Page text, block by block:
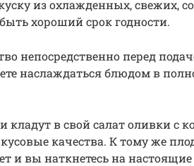
из охлажденных, свежих,
хороший срок годности.
непосредственно перед
наслаждаться блюдом в
кладут в свой салат оливки с
качества. К тому же
и вы наткнетесь на